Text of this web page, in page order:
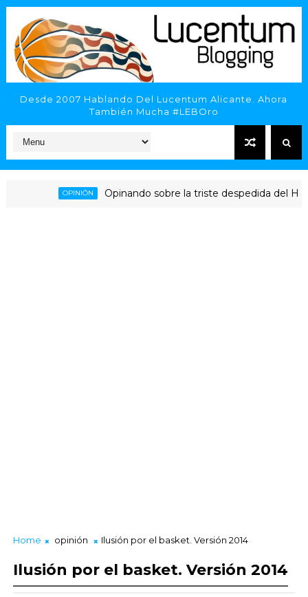
Desde 2007 Hablando Del Lucentum Alicante. Ahora
También Mucha #LEBOro
Opinando sobre la triste despedida del HLA
Home opinión Ilusión por el basket. Versión 2014
Ilusión por el basket. Versión 2014